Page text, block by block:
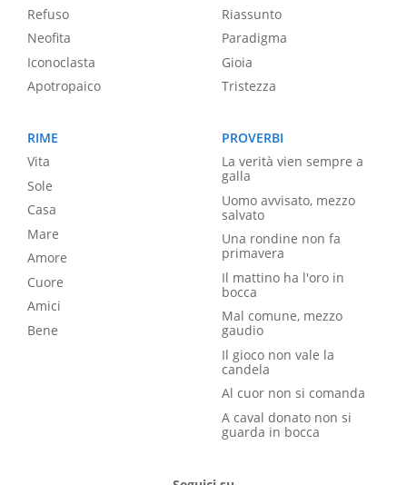
Refuso
Neofita
Iconoclasta
Apotropaico
Riassunto
Paradigma
Gioia
Tristezza
RIME
Vita
Sole
Casa
Mare
Amore
Cuore
Amici
Bene
PROVERBI
La verità vien sempre a
galla
Uomo avvisato, mezzo
salvato
Una rondine non fa
primavera
Il mattino ha l'oro in
bocca
Mal comune, mezzo
gaudio
Il gioco non vale la
candela
Al cuor non si comanda
A caval donato non si
guarda in bocca